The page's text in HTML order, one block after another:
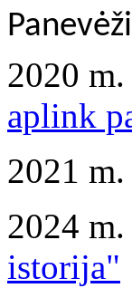
2020
aplink
2021
2024
istorija"